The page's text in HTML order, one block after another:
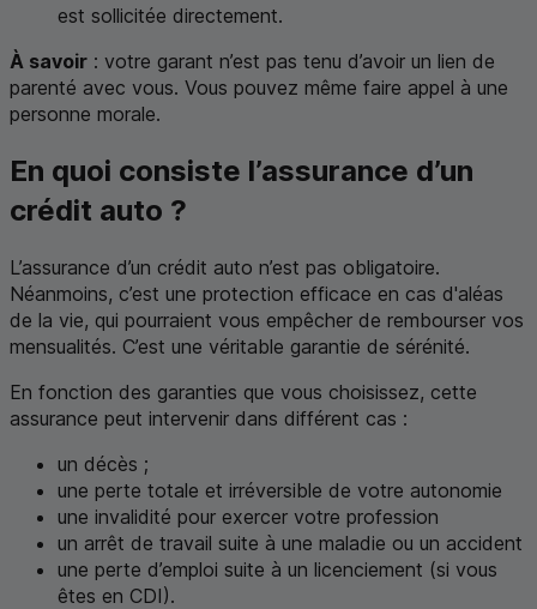
est sollicitée directement.
À savoir : votre garant n’est pas tenu d’avoir un lien de
parenté avec vous. Vous pouvez même faire appel à une
personne morale.
En quoi consiste l’assurance d’un
crédit auto ?
L’assurance d’un crédit auto n’est pas obligatoire.
Néanmoins, c’est une protection efficace en cas d'aléas
de la vie, qui pourraient vous empêcher de rembourser vos
mensualités. C’est une véritable garantie de sérénité.
En fonction des garanties que vous choisissez, cette
assurance peut intervenir dans différent cas :
un décès ;
une perte totale et irréversible de votre autonomie
une invalidité pour exercer votre profession
un arrêt de travail suite à une maladie ou un accident
une perte d’emploi suite à un licenciement (si vous
êtes en CDI).